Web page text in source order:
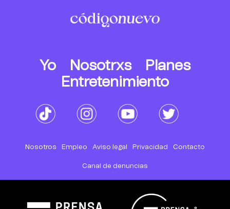
Yo Nosotrxs
Planes
Entretenimiento
Nosotros Empleo Aviso legal Privacidad Contacto
Canal de denuncias